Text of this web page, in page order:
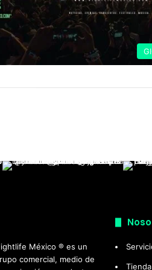
México ® es un
comercial, medio de
Tienda